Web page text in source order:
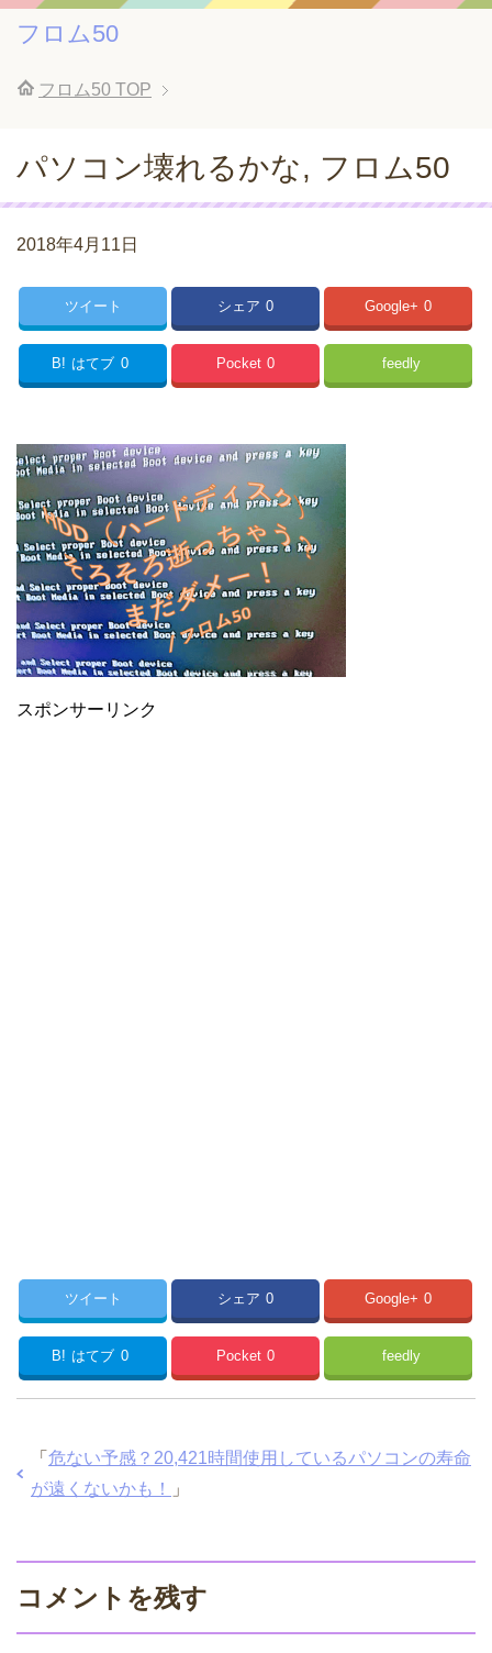
フロム50
フロム50 TOP
パソコン壊れるかな, フロム50
2018年4月11日
ツイート シェア 0 Google+ 0
B! はてブ 0 Pocket 0 feedly
スポンサーリンク
ツイート シェア 0 Google+ 0
B! はてブ 0 Pocket 0 feedly
「 危ない予感？20,421時間使用しているパソコンの寿命
が遠くないかも！
」
コメントを残す